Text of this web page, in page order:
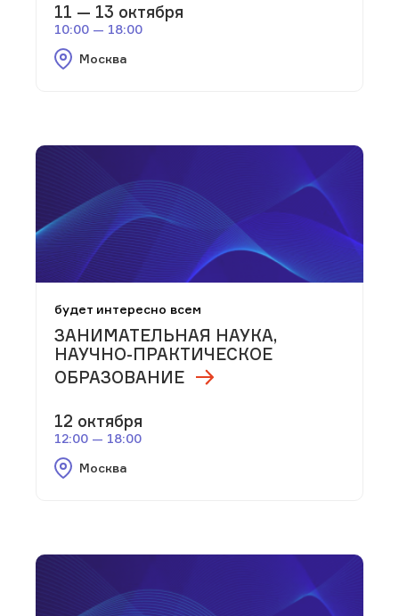
11 — 13 октября
10:00 — 18:00
Москва
будет интересно всем
ЗАНИМАТЕЛЬНАЯ НАУКА,
НАУЧНО-ПРАКТИЧЕСКОЕ
ОБРАЗОВАНИЕ
12 октября
12:00 — 18:00
Москва